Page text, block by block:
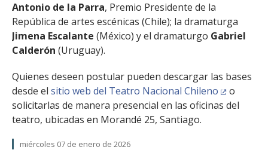
Antonio de la Parra, Premio Presidente de la
República de artes escénicas (Chile); la dramaturga
Jimena Escalante (México) y el dramaturgo Gabriel
Calderón (Uruguay).
Quienes deseen postular pueden descargar las bases
desde el sitio web del Teatro Nacional Chileno
o
solicitarlas de manera presencial en las oficinas del
teatro, ubicadas en Morandé 25, Santiago.
miércoles 07 de enero de 2026